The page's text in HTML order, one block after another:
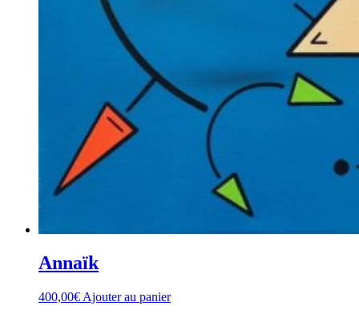
Annaïk
400,00€ Ajouter au panier